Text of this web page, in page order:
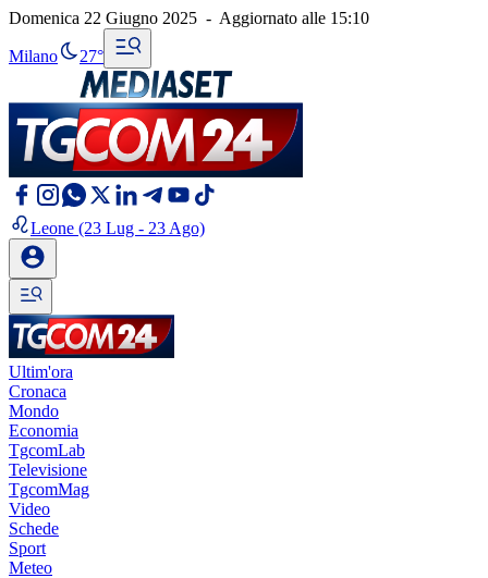
Domenica 22 Giugno 2025 - Aggiornato alle 15:10
Milano 27°
Leone (23 Lug - 23 Ago)
Ultim'ora
Cronaca
Mondo
Economia
TgcomLab
Televisione
TgcomMag
Video
Schede
Sport
Meteo